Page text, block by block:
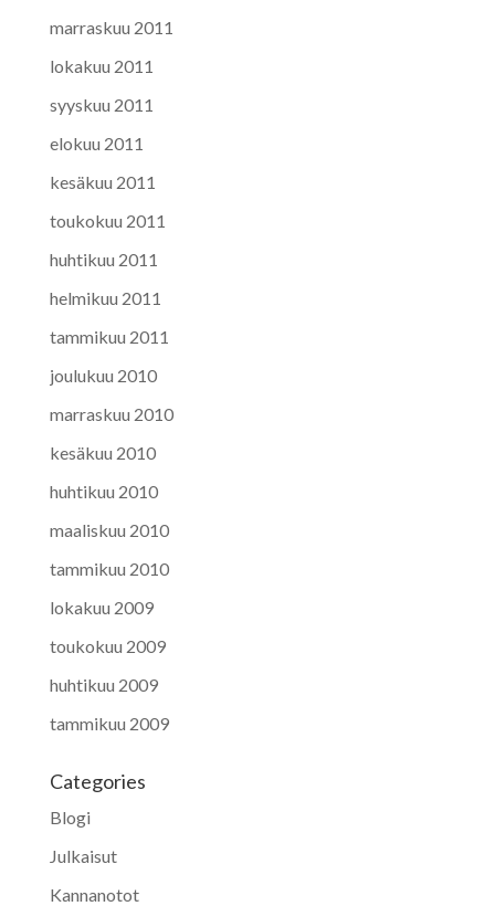
marraskuu 2011
lokakuu 2011
syyskuu 2011
elokuu 2011
kesäkuu 2011
toukokuu 2011
huhtikuu 2011
helmikuu 2011
tammikuu 2011
joulukuu 2010
marraskuu 2010
kesäkuu 2010
huhtikuu 2010
maaliskuu 2010
tammikuu 2010
lokakuu 2009
toukokuu 2009
huhtikuu 2009
tammikuu 2009
Categories
Blogi
Julkaisut
Kannanotot